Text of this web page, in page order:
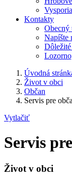
Kontakty
Obecný
Napíšte
Dôležité
Úvodná
Život v obci
Občan
Servis pre
Vytlačiť
Servis
Život v obci